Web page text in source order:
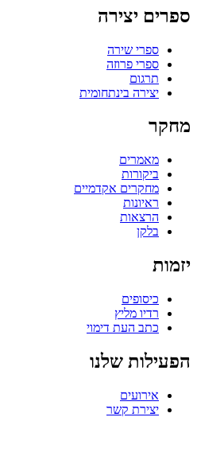
ספרים יצירה
ספרי שירה
ספרי פרוזה
תרגום
יצירה בינתחומית
מחקר
מאמרים
ביקורות
מחקרים אקדמיים
ראיונות
הרצאות
בלקן
יזמות
כיסופים
רדיו מליץ
כתב העת דימוי
הפעילות שלנו
אירועים
יצירת קשר